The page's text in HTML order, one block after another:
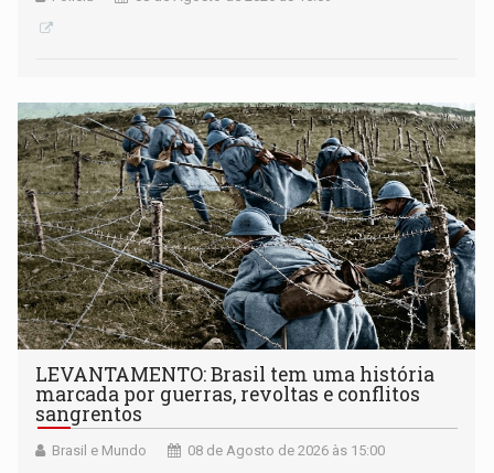
LEVANTAMENTO: Brasil tem uma história
marcada por guerras, revoltas e conflitos
sangrentos
Brasil e Mundo 08 de Agosto de 2026 às 15:00